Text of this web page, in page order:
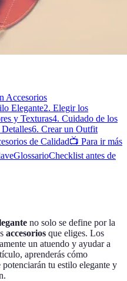
Accesorios
Elegante2. Elegir los
y Texturas4. Cuidado de los
6. Crear un Outfit
de Calidad📺 Para ir más
GlossarioChecklist antes de
no solo se define por la
accesorios que eliges. Los
un atuendo y ayudar a
aprenderás cómo
tu estilo elegante y